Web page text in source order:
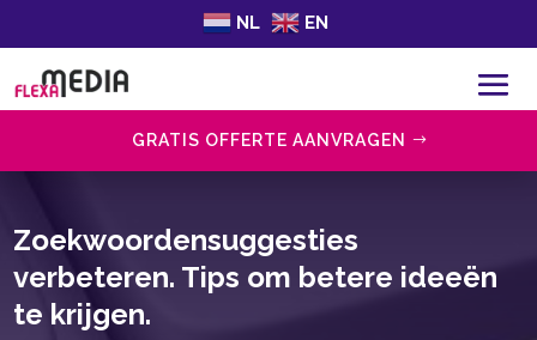
NL EN
GRATIS OFFERTE AANVRAGEN
Zoekwoordensuggesties
verbeteren.​ Tips om betere ideeën
te krijgen.​